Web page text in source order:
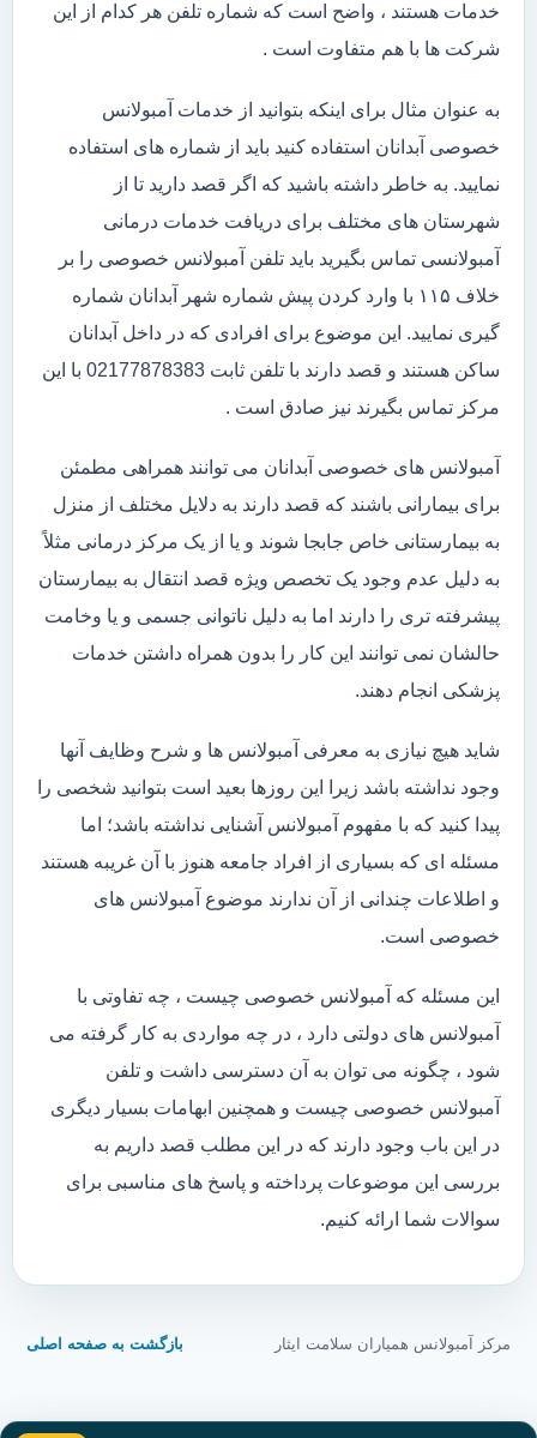
خدمات هستند ، واضح است که شماره تلفن هر کدام از این
شرکت ها با هم متفاوت است .
به عنوان مثال برای اینکه بتوانید از خدمات آمبولانس
خصوصی آبدانان استفاده کنید باید از شماره های استفاده
نمایید. به خاطر داشته باشید که اگر قصد دارید تا از
شهرستان های مختلف برای دریافت خدمات درمانی
آمبولانسی تماس بگیرید باید تلفن آمبولانس خصوصی را بر
خلاف ۱۱۵ با وارد کردن پیش شماره شهر آبدانان شماره
گیری نمایید. این موضوع برای افرادی که در داخل آبدانان
ساکن هستند و قصد دارند با تلفن ثابت 02177878383 با این
مرکز تماس بگیرند نیز صادق است .
آمبولانس های خصوصی آبدانان می توانند همراهی مطمئن
برای بیمارانی باشند که قصد دارند به دلایل مختلف از منزل
به بیمارستانی خاص جابجا شوند و یا از یک مرکز درمانی مثلاً
به دلیل عدم وجود یک تخصص ویژه قصد انتقال به بیمارستان
پیشرفته تری را دارند اما به دلیل ناتوانی جسمی و یا وخامت
حالشان نمی توانند این کار را بدون همراه داشتن خدمات
پزشکی انجام دهند.
شاید هیچ نیازی به معرفی آمبولانس ها و شرح وظایف آنها
وجود نداشته باشد زیرا این روزها بعید است بتوانید شخصی را
پیدا کنید که با مفهوم آمبولانس آشنایی نداشته باشد؛ اما
مسئله ای که بسیاری از افراد جامعه هنوز با آن غریبه هستند
و اطلاعات چندانی از آن ندارند موضوع آمبولانس های
خصوصی است.
این مسئله که آمبولانس خصوصی چیست ، چه تفاوتی با
آمبولانس های دولتی دارد ، در چه مواردی به کار گرفته می
شود ، چگونه می توان به آن دسترسی داشت و تلفن
آمبولانس خصوصی چیست و همچنین ابهامات بسیار دیگری
در این باب وجود دارند که در این مطلب قصد داریم به
بررسی این موضوعات پرداخته و پاسخ های مناسبی برای
سوالات شما ارائه کنیم.
مرکز آمبولانس همیاران سلامت ایثار بازگشت به صفحه اصلی